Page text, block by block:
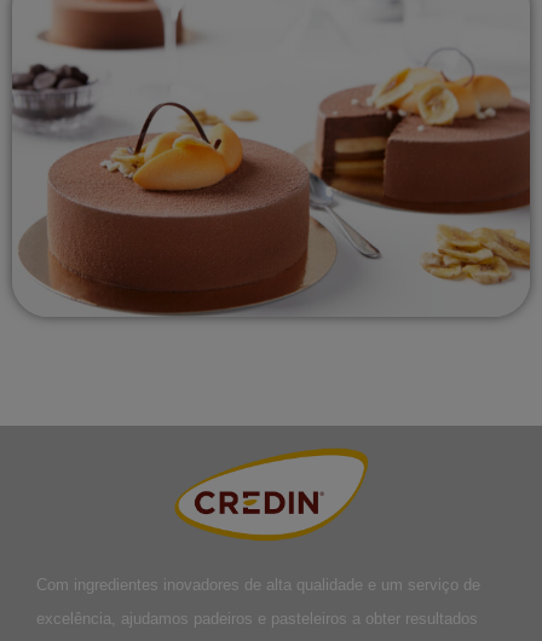
Com ingredientes inovadores de alta qualidade e um serviço de
excelência, ajudamos padeiros e pasteleiros a obter resultados